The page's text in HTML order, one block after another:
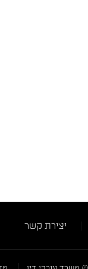
יצירת קשר